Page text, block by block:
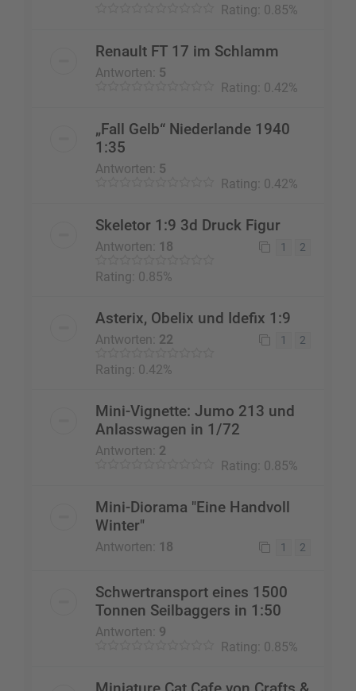
Rating: 0.85%
Renault FT 17 im Schlamm
Antworten: 5
Rating: 0.42%
„Fall Gelb“ Niederlande 1940
1:35
Antworten: 5
Rating: 0.42%
Skeletor 1:9 3d Druck Figur
Antworten: 18 1 2
Rating: 0.85%
Asterix, Obelix und Idefix 1:9
Antworten: 22 1 2
Rating: 0.42%
Mini-Vignette: Jumo 213 und
Anlasswagen in 1/72
Antworten: 2
Rating: 0.85%
Mini-Diorama "Eine Handvoll
Winter"
Antworten: 18 1 2
Schwertransport eines 1500
Tonnen Seilbaggers in 1:50
Antworten: 9
Rating: 0.85%